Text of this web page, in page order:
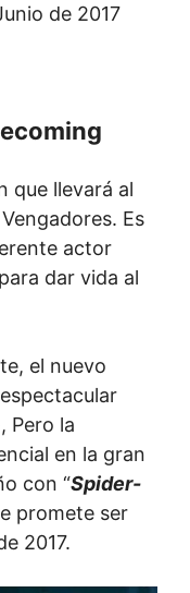
de 2017
que llevará al
Es
actor
dar vida al
el nuevo
, Pero la
en la gran
con “Spider-
promete ser
2017.